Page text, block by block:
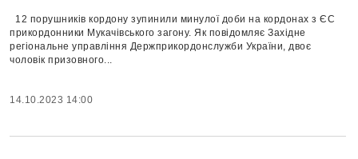
12 порушників кордону зупинили минулої доби на кордонах з ЄС
прикордонники Мукачівського загону. Як повідомляє Західне
регіональне управління Держприкордонслужби України, двоє
чоловік призовного...
14.10.2023 14:00